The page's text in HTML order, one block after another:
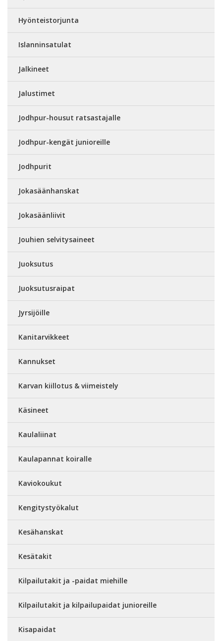
Hyönteistorjunta
Islanninsatulat
Jalkineet
Jalustimet
Jodhpur-housut ratsastajalle
Jodhpur-kengät junioreille
Jodhpurit
Jokasäänhanskat
Jokasäänliivit
Jouhien selvitysaineet
Juoksutus
Juoksutusraipat
Jyrsijöille
Kanitarvikkeet
Kannukset
Karvan kiillotus & viimeistely
Käsineet
Kaulaliinat
Kaulapannat koiralle
Kaviokoukut
Kengitystyökalut
Kesähanskat
Kesätakit
Kilpailutakit ja -paidat miehille
Kilpailutakit ja kilpailupaidat junioreille
Kisapaidat